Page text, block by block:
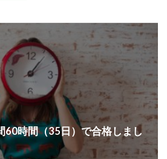
60時間（35日）で合格しまし